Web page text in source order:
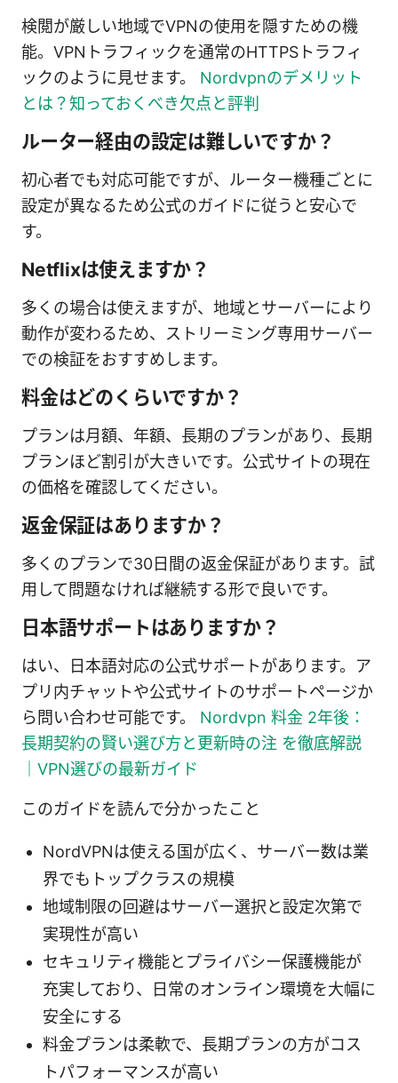
検閲が厳しい地域でVPNの使用を隠すための機
能。VPNトラフィックを通常のHTTPSトラフィ
ックのように見せます。 Nordvpnのデメリット
とは？知っておくべき欠点と評判
ルーター経由の設定は難しいですか？
初心者でも対応可能ですが、ルーター機種ごとに
設定が異なるため公式のガイドに従うと安心で
す。
Netflixは使えますか？
多くの場合は使えますが、地域とサーバーにより
動作が変わるため、ストリーミング専用サーバー
での検証をおすすめします。
料金はどのくらいですか？
プランは月額、年額、長期のプランがあり、長期
プランほど割引が大きいです。公式サイトの現在
の価格を確認してください。
返金保証はありますか？
多くのプランで30日間の返金保証があります。試
用して問題なければ継続する形で良いです。
日本語サポートはありますか？
はい、日本語対応の公式サポートがあります。ア
プリ内チャットや公式サイトのサポートページか
ら問い合わせ可能です。 Nordvpn 料金 2年後：
長期契約の賢い選び方と更新時の注 を徹底解説
｜VPN選びの最新ガイド
このガイドを読んで分かったこと
NordVPNは使える国が広く、サーバー数は業
界でもトップクラスの規模
地域制限の回避はサーバー選択と設定次第で
実現性が高い
セキュリティ機能とプライバシー保護機能が
充実しており、日常のオンライン環境を大幅に
安全にする
料金プランは柔軟で、長期プランの方がコス
トパフォーマンスが高い